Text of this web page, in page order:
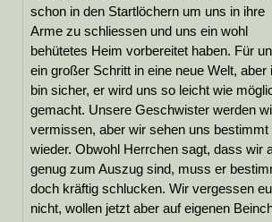
schon in den Startlöchern um uns in ihre
Arme zu schliessen und uns ein wohl
behütetes Heim vorbereitet haben. Für
ein großer Schritt in eine neue Welt, aber
bin sicher, er wird uns so leicht wie
gemacht. Unsere Geschwister werden
vermissen, aber wir sehen uns bestimmt
wieder. Obwohl Herrchen sagt, dass wir
genug zum Auszug sind, muss er
doch kräftig schlucken. Wir vergessen
nicht, wollen jetzt aber auf eigenen